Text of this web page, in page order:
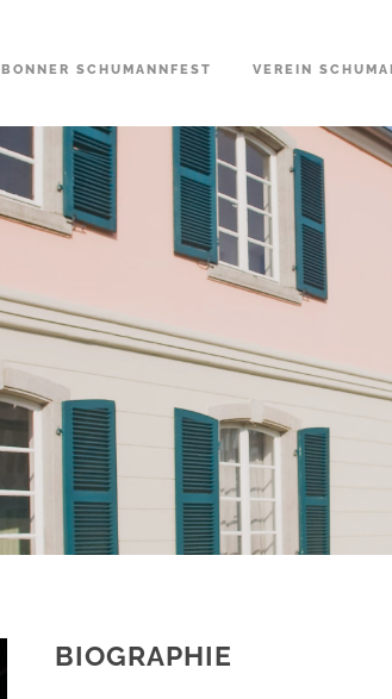
BONNER SCHUMANNFEST VEREIN
BIOGRAPHIE